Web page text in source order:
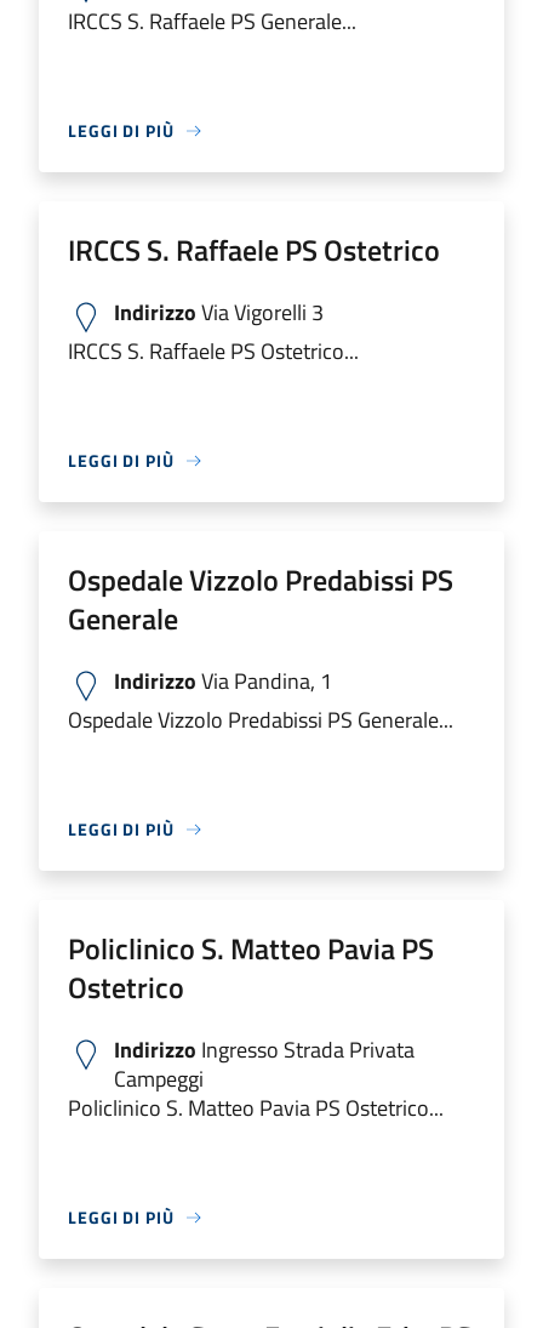
IRCCS S. Raffaele PS Generale...
LEGGI DI PIÙ
IRCCS S. Raffaele PS Ostetrico
IndirizzoVia Vigorelli 3
IRCCS S. Raffaele PS Ostetrico...
LEGGI DI PIÙ
Ospedale Vizzolo Predabissi PS
Generale
IndirizzoVia Pandina, 1
Ospedale Vizzolo Predabissi PS Generale...
LEGGI DI PIÙ
Policlinico S. Matteo Pavia PS
Ostetrico
Indirizzo Ingresso Strada Privata
Campeggi
Policlinico S. Matteo Pavia PS Ostetrico...
LEGGI DI PIÙ